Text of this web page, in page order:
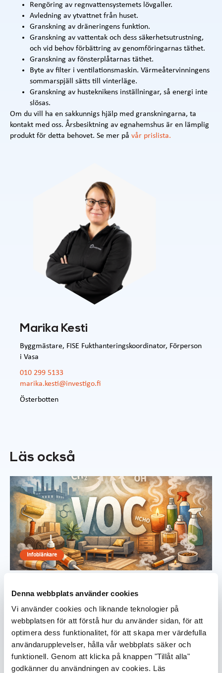
Denna webbplats använder cookies
Vi använder cookies och liknande teknologier på
webbplatsen för att förstå hur du använder sidan, för att
optimera dess funktionalitet, för att skapa mer värdefulla
användarupplevelser, hålla vår webbplats säker och
funktionell. Genom att klicka på knappen "Tillåt alla"
godkänner du användningen av cookies. Läs
Rengöring av regnvattensystemets lövgaller.
Avledning av ytvattnet från huset.
Granskning av dräneringens funktion.
Granskning av vattentak och dess säkerhetsutrustning,
och vid behov förbättring av genomföringarnas täthet.
Granskning av fönsterplåtarnas täthet.
Byte av filter i ventilationsmaskin. Värmeåtervinningens
sommarspjäll sätts till vinterläge.
Granskning av husteknikens inställningar, så energi inte
slösas.
Om du vill ha en sakkunnigs hjälp med granskningarna, ta
kontakt med oss. Årsbesiktning av egnahemshus är en lämplig
produkt för detta behovet. Se mer på vår prislista.
Marika Kesti
Byggmästare, FISE Fukthanteringskoordinator, Förperson
i Vasa
010 299 5133
marika.kesti@investigo.fi
Österbotten
Läs också
Infoblänkare
vad är de och var kommer de ifrån?
15.03.2026